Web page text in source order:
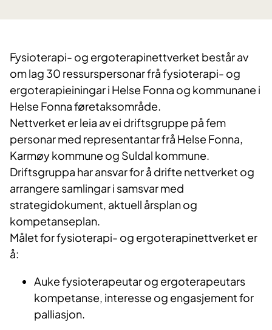
Fysioterapi- og ergoterapinettverket består av
om lag 30 ressurspersonar frå fysioterapi- og
ergoterapieiningar i Helse Fonna og kommunane i
Helse Fonna føretaksområde.
Nettverket er leia av ei driftsgruppe på fem
personar med representantar frå Helse Fonna,
Karmøy kommune og Suldal ​kommune.
Driftsgruppa har ansvar for å drifte nettverket og
arrangere samlingar i samsvar med
strategidokument, aktuell årsplan og
kompetanseplan.
Målet for fysioterapi- og ergoterapinettverket er
å:
Auke fysioterapeutar og ergoterapeutars
kompetanse, interesse og engasjement for
palliasjon.